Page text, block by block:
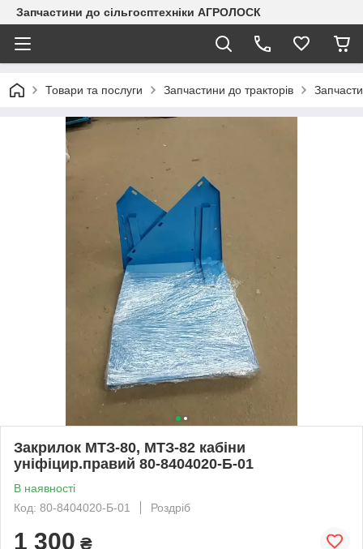
Запчастини до сільгосптехніки АГРОЛОСК
Товари та послуги Запчастини до тракторів
Закрилок МТЗ-80, МТЗ-82 кабіни
уніфіцир.правий 80-8404020-Б-01
В наявності
Код: 80-8404020-Б-01
Роздріб
1 300 ₴